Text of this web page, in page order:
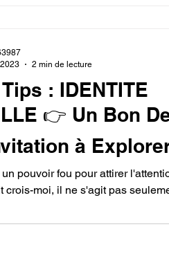
: IDENTITE
👉 Un Bon
à
pouvoir fou pour attirer
crois-moi, il ne s'agit pas
2 min de lecture